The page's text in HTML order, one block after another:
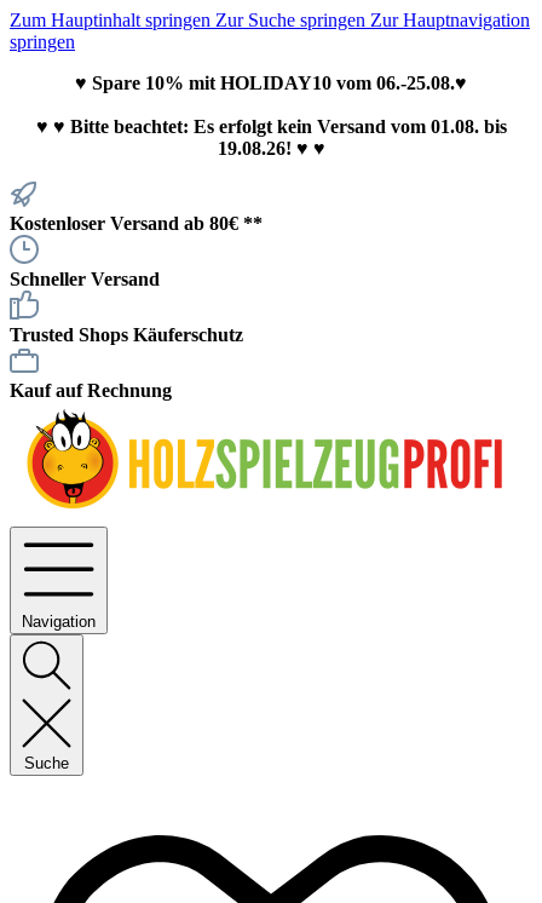
Zum Hauptinhalt springen Zur Suche springen Zur Hauptnavigation
springen
♥ Spare 10% mit HOLIDAY10 vom 06.-25.08.♥
♥ ♥ Bitte beachtet: Es erfolgt kein Versand vom 01.08. bis
19.08.26! ♥ ♥
Kostenloser Versand ab 80€ **
Schneller Versand
Trusted Shops Käuferschutz
Kauf auf Rechnung
Navigation
Suche